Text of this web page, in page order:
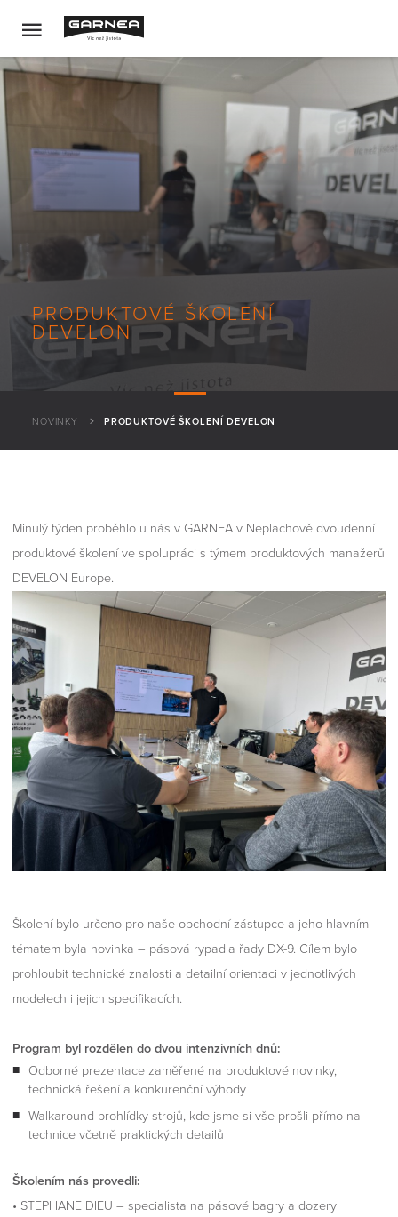
PRODUKTOVÉ ŠKOLENÍ
DEVELON
NOVINKY PRODUKTOVÉ ŠKOLENÍ DEVELON
Minulý týden proběhlo u nás v GARNEA v Neplachově dvoudenní
produktové školení ve spolupráci s týmem produktových manažerů
DEVELON Europe.
Školení bylo určeno pro naše obchodní zástupce a jeho hlavním
tématem byla novinka – pásová rypadla řady DX-9. Cílem bylo
prohloubit technické znalosti a detailní orientaci v jednotlivých
modelech i jejich specifikacích.
Program byl rozdělen do dvou intenzivních dnů:
Odborné prezentace zaměřené na produktové novinky,
technická řešení a konkurenční výhody
Walkaround prohlídky strojů, kde jsme si vše prošli přímo na
technice včetně praktických detailů
Školením nás provedli:
• STEPHANE DIEU – specialista na pásové bagry a dozery